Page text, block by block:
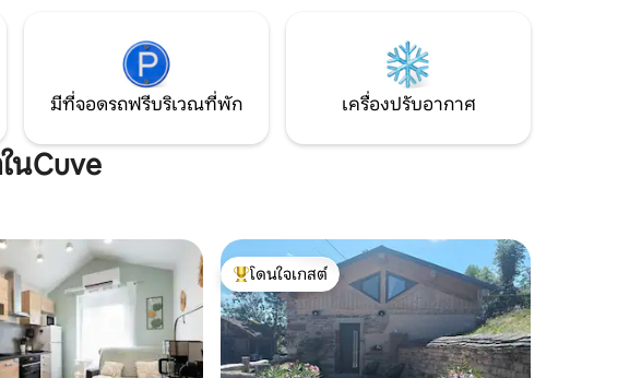
มีที่จอดรถฟรีบริเวณที่พัก เครื่องปรับอากาศ
นCuve
โดนใจเกสต์ที่สุด
โดนใจเกสต์